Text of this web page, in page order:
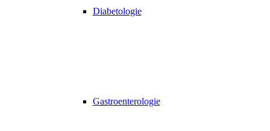
Diabetologie
Gastroenterologie